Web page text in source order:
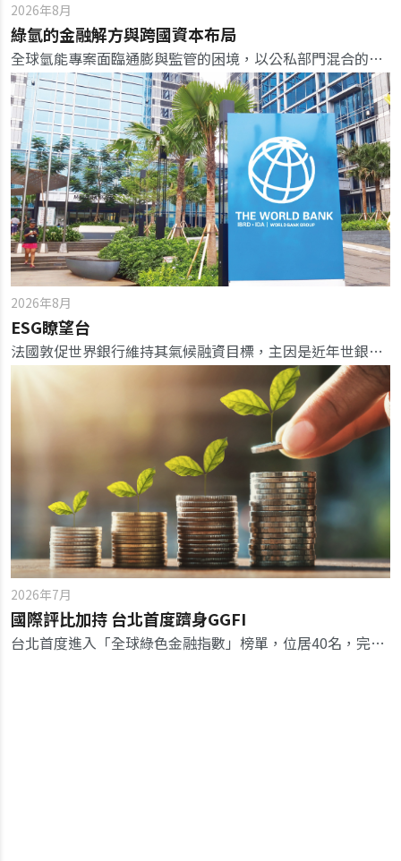
2026年8月
綠氫的金融解方與跨國資本布局
全球氫能專案面臨通膨與監管的困境，以公私部門混合的融資模式，可望加速氫能商業化。
2026年8月
ESG瞭望台
法國敦促世界銀行維持其氣候融資目標，主因是近年世銀面臨來自其最大股東美國壓力，要求改變能源路線。
2026年7月
國際評比加持 台北首度躋身GGFI
台北首度進入「全球綠色金融指數」榜單，位居40名，完善的治理品質驚豔全球，未來可持續擴大商品規模、接軌國際。